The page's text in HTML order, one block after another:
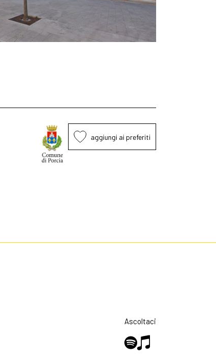
aggiungi ai preferiti
Ascoltaci